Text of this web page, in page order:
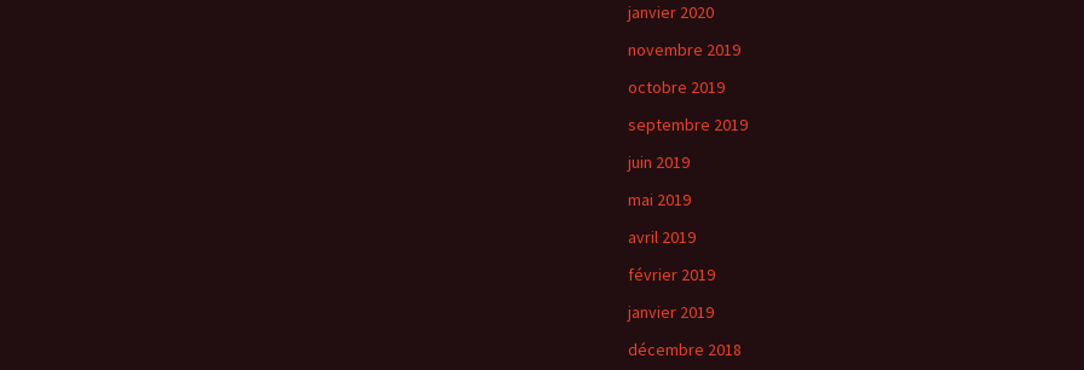
janvier 2020
novembre 2019
octobre 2019
septembre 2019
juin 2019
mai 2019
avril 2019
février 2019
janvier 2019
décembre 2018